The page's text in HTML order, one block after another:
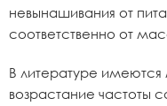
невынашивания от
соответственно от
В литературе имеются
возрастание частоты